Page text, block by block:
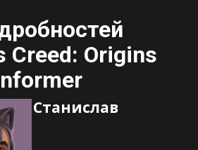
Creed: Origins
Станислав